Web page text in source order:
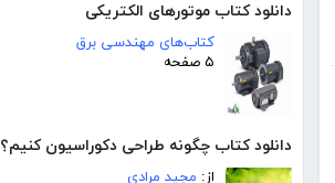
دانلود کتاب موتورهای الکتریکی
کتاب‌های مهندسی برق
۵ صفحه
دانلود کتاب چگونه طراحی دکوراسیون کنیم؟
از: مجید مرادی